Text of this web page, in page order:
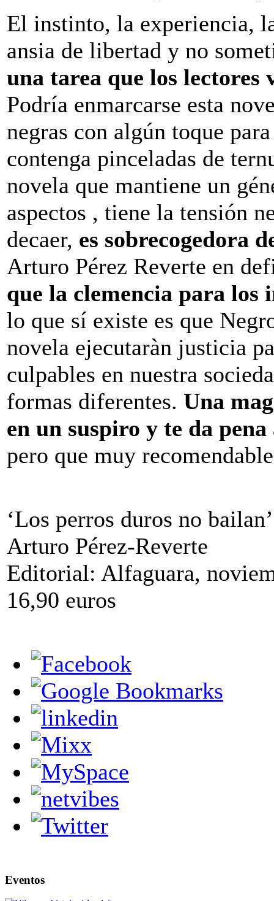
El instinto, la experiencia,
ansia de libertad y no
una tarea que los
Podría enmarcarse esta
negras con algún toque
contenga pinceladas de
novela que mantiene un
aspectos , tiene la tensión
decaer, es sobrecogedora
Arturo Pérez Reverte en
que la clemencia para los
lo que sí existe es que
novela ejecutaràn justicia
culpables en nuestra
formas diferentes. Una
en un suspiro y te da pena
pero que muy
‘Los perros duros no bailan’
Arturo Pérez-Reverte
Editorial: Alfaguara,
16,90 euros
Eventos